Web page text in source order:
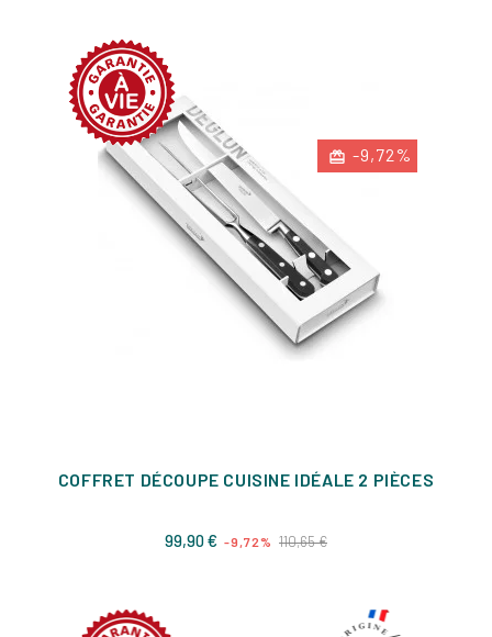
-9,72%
COFFRET DÉCOUPE CUISINE IDÉALE 2 PIÈCES
99,90 € Prix
-9,72% 110,65 €Prix